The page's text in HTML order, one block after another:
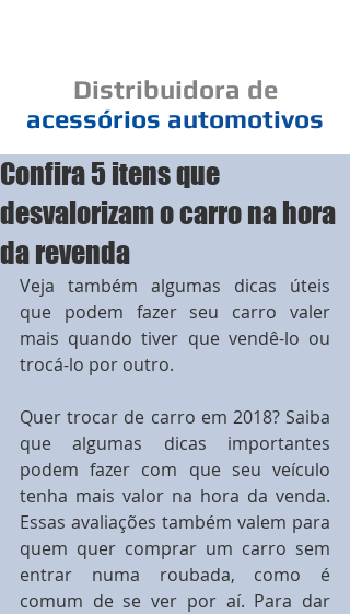
Distribuidora de
acessórios automotivos
Um elo de bons
Confira 5 itens que
desvalorizam o carro na hora
da revenda
Veja também algumas dicas úteis
que podem fazer seu carro valer
mais quando tiver que vendê-lo ou
trocá-lo por outro.
Quer trocar de carro em 2018? Saiba
que algumas dicas importantes
podem fazer com que seu veículo
tenha mais valor na hora da venda.
Essas avaliações também valem para
quem quer comprar um carro sem
entrar numa roubada, como é
comum de se ver por aí. Para dar